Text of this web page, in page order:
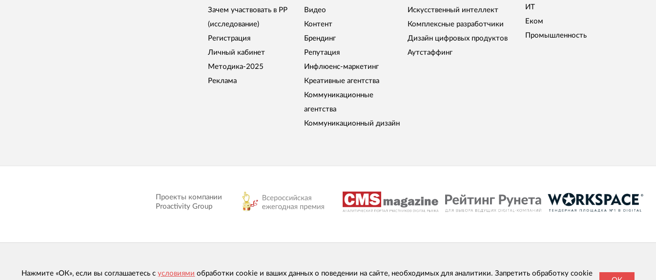
Зачем участвовать в РР
(исследование)
Регистрация
Личный кабинет
Методика-2025
Реклама
Видео
Контент
Брендинг
Репутация
Инфлюенс-маркетинг
Креативные агентства
Коммуникационные
агентства
Коммуникационный дизайн
Искусственный интеллект
Комплексные разработчики
Дизайн цифровых продуктов
Аутстаффинг
ИТ
Еком
Промышленность
Проекты компании
Proactivity Group
Нажмите «ОК», если вы соглашаетесь с условиями обработки cookie и ваших данных о поведении на сайте, необходимых для аналитики. Запретить обработку cookie